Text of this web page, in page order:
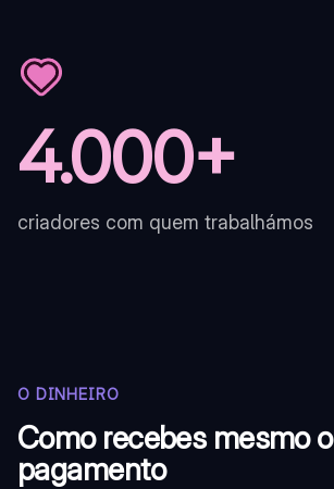
4.000+
criadores com quem trabalhámos
O DINHEIRO
Como recebes mesmo o
pagamento